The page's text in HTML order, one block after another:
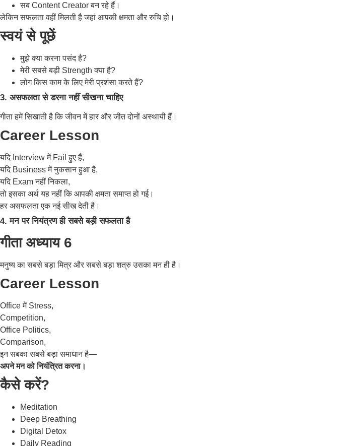
सब Content Creator बन रहे हैं।
लेकिन सफलता वहीं मिलती है जहां आपकी क्षमता और रुचि हो।
स्वयं से पूछें
मुझे क्या करना पसंद है?
मेरी सबसे बड़ी Strength क्या है?
लोग किस काम के लिए मेरी प्रशंसा करते हैं?
3. असफलता से डरना नहीं सीखना चाहिए
गीता हमें सिखाती है कि जीवन में हार और जीत दोनों अस्थायी हैं।
Career Lesson
यदि Interview में Fail हुए हैं,
यदि Business में नुकसान हुआ है,
यदि Exam नहीं निकला,
तो इसका अर्थ यह नहीं कि आपकी क्षमता समाप्त हो गई।
हर असफलता एक नई सीख देती है।
4. मन पर नियंत्रण ही सबसे बड़ी सफलता है
गीता अध्याय 6
मनुष्य का सबसे बड़ा मित्र और सबसे बड़ा शत्रु उसका मन ही है।
Career Lesson
Office में Stress,
Competition,
Office Politics,
Comparison,
इन सबका सबसे बड़ा समाधान है—
अपने मन को नियंत्रित करना।
कैसे करें?
Meditation
Deep Breathing
Digital Detox
Daily Reading